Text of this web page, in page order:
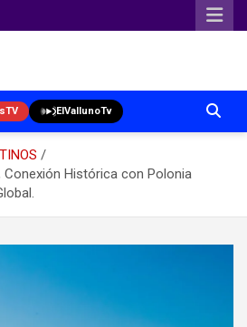
ElVallunoTv
Conexión Histórica con Polonia